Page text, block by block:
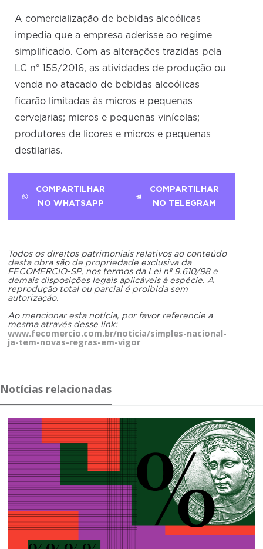
A comercialização de bebidas alcoólicas
impedia que a empresa aderisse ao regime
simplificado. Com as alterações trazidas pela
LC nº 155/2016, as atividades de produção ou
venda no atacado de bebidas alcoólicas
ficarão limitadas às micros e pequenas
cervejarias; micros e pequenas vinícolas;
produtores de licores e micros e pequenas
destilarias.
COMPARTILHAR
NO WHATSAPP
COMPARTILHAR
NO TELEGRAM
Todos os direitos patrimoniais relativos ao conteúdo
desta obra são de propriedade exclusiva da
FECOMERCIO-SP, nos termos da Lei nº 9.610/98 e
demais disposições legais aplicáveis à espécie. A
reprodução total ou parcial é proibida sem
autorização.
Ao mencionar esta notícia, por favor referencie a
mesma através desse link:
www.fecomercio.com.br/noticia/simples-nacional-
ja-tem-novas-regras-em-vigor
Notícias relacionadas